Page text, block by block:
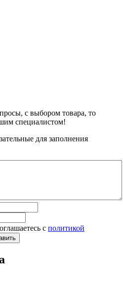
с выбором товара, то
специалистом!
для заполнения
с политикой